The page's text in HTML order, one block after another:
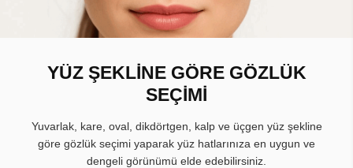
YÜZ ŞEKLİNE GÖRE GÖZLÜK
SEÇİMİ
Yuvarlak, kare, oval, dikdörtgen, kalp ve üçgen yüz şekline
göre gözlük seçimi yaparak yüz hatlarınıza en uygun ve
dengeli görünümü elde edebilirsiniz.